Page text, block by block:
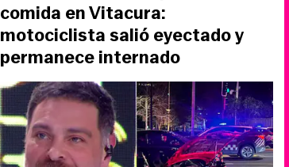
comida en Vitacura:
motociclista salió eyectado y
permanece internado